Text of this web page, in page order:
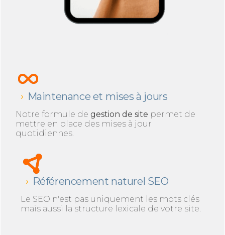
Maintenance et mises à jours
Notre formule de gestion de site permet de
mettre en place des mises à jour
quotidiennes.
Référencement naturel SEO
Le SEO n'est pas uniquement les mots clés
mais aussi la structure lexicale de votre site.